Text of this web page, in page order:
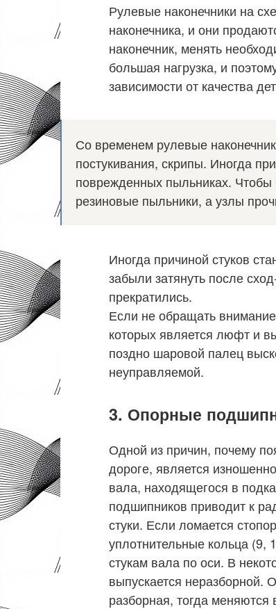
Рулевые наконечники на
наконечника, и они
наконечник, менять
большая нагрузка, и
зависимости от качества
Со временем рулевые
постукивания, скрипы. Иногда
поврежденных пыльниках. Чтобы
резиновые пыльники, а узлы
Иногда причиной стуков
забыли затянуть после
прекратились.
Если не обращать
которых является люфт и
поздно шаровой палец
неуправляемой.
3. Опорные
Одной из причин, почему
дороге, является
вала, находящегося в
подшипников приводит к
стуки. Если ломается
уплотнительные кольца (9,
стукам вала по оси. В
выпускается неразборной.
разборная, тогда